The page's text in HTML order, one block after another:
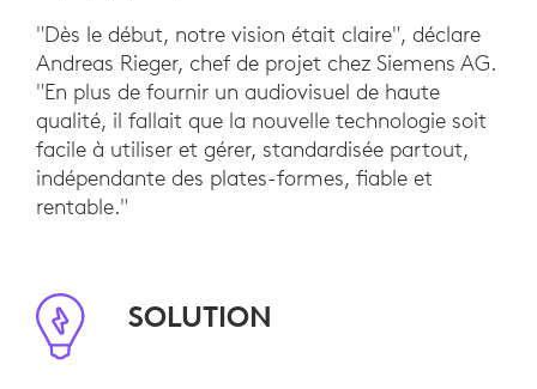
"Dès le début, notre vision était claire", déclare
Andreas Rieger, chef de projet chez Siemens AG.
"En plus de fournir un audiovisuel de haute
qualité, il fallait que la nouvelle technologie soit
facile à utiliser et gérer, standardisée partout,
indépendante des plates-formes, fiable et
rentable."
SOLUTION